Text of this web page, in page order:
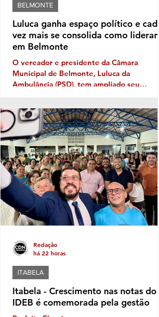
Luluca ganha espaço político e cada
vez mais se consolida como
em Belmonte
O vereador e presidente da Câmara
Municipal de Belmonte, Luluca da
Ambulância (PSD), tem ampliado seu
mais este ano, caso se confirme a
expectativa da votação de Fabíola Mansur,
nome defendido por Luluca para estadual,
sendo a mais votada dentro do núcleo
político governista que tem dois nomes na
disputa, o nome do prefeito e Fabíola,
candidata de Luluca. Luluca conaeguiu ao
longo dos anos montar
BELMONTE
Itabela - Crescimento nas notas do
IDEB é comemorada pela gestão
ITABELA
Redação
há 22 horas